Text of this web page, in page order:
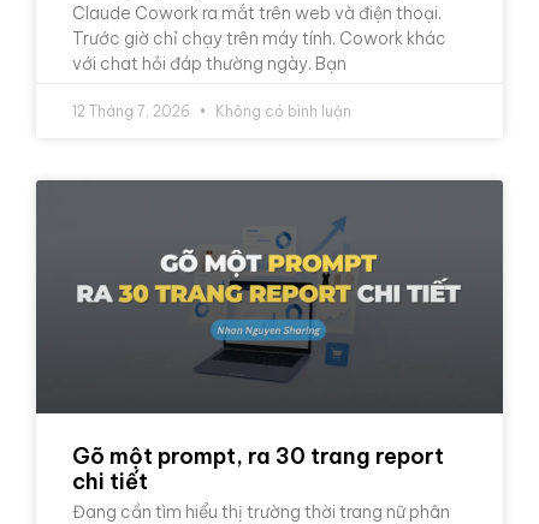
Claude Cowork ra mắt trên web và điện thoại.
Trước giờ chỉ chạy trên máy tính. Cowork khác
với chat hỏi đáp thường ngày. Bạn
12 Tháng 7, 2026 Không có bình luận
Gõ một prompt, ra 30 trang report
chi tiết
Đang cần tìm hiểu thị trường thời trang nữ phân